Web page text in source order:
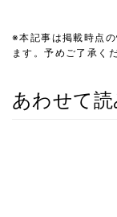
※本記事は掲載時点
ます。予めご了承く
あわせて